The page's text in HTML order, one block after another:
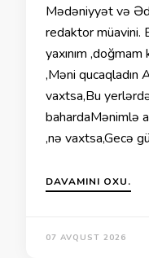
Mədəniyyət və
redaktor müavini.
yaxınım
,Məni qucaqladın
vaxtsa,Bu
bahardaMənimlə
,nə vaxtsa,Gecə
DAVAMINI OXU.
07 AVQUST 2026